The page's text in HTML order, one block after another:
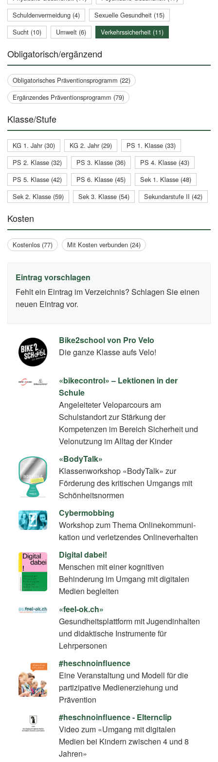
Bike2school von Pro Velo
Die ganze Klasse aufs Velo!
«bikecontrol» – Lektionen in der
Schule
Angeleiteter Veloparcours am
Schulstandort zur Stärkung der
Kompetenzen im Bereich Sicherheit und
Velonutzung im Alltag der Kinder
«BodyTalk»
Klassenworkshop «BodyTalk» zur
Förderung des kritischen Umgangs mit
Schönheitsnormen
Cybermobbing
Workshop zum Thema On­line­kom­mu­ni­
ka­ti­on und verletzendes Onlineverhalten
Digital dabei!
Menschen mit einer kognitiven
Behinderung im Umgang mit digitalen
Medien begleiten
«feel-ok.ch»
Gesundheitsplattform mit Jugendinhalten
und didaktische Instrumente für
Lehrpersonen
#heschnoinfluence
Eine Veranstaltung und Modell für die
partizipative Medienerziehung und
Prävention
#heschnoinfluence - Elternclip
Video zum «Umgang mit digitalen
Medien bei Kindern zwischen 4 und 8
Jahren»
Schuldenvermeidung (4)
Sexuelle Gesundheit (15)
Sucht (10)
Umwelt (6) Verkehrssicherheit (11)
Obligatorisch/ergänzend
Obligatorisches Präventionsprogramm (22)
Ergänzendes Präventionsprogramm (79)
Klasse/Stufe
KG 1. Jahr (30) KG 2. Jahr (29)
PS 1. Klasse (33)
PS 2. Klasse (32)
PS 3. Klasse (36)
PS 4. Klasse (43)
PS 5. Klasse (42)
PS 6. Klasse (45)
Sek 1. Klasse (48)
Sek 2. Klasse (59)
Sek 3. Klasse (54) Sekundarstufe II (42)
Kosten
Kostenlos (77) Mit Kosten verbunden (24)
Eintrag vorschlagen
Fehlt ein Eintrag im Verzeichnis? Schlagen Sie einen
neuen Eintrag vor.